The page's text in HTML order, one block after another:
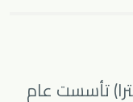
تأسست عام